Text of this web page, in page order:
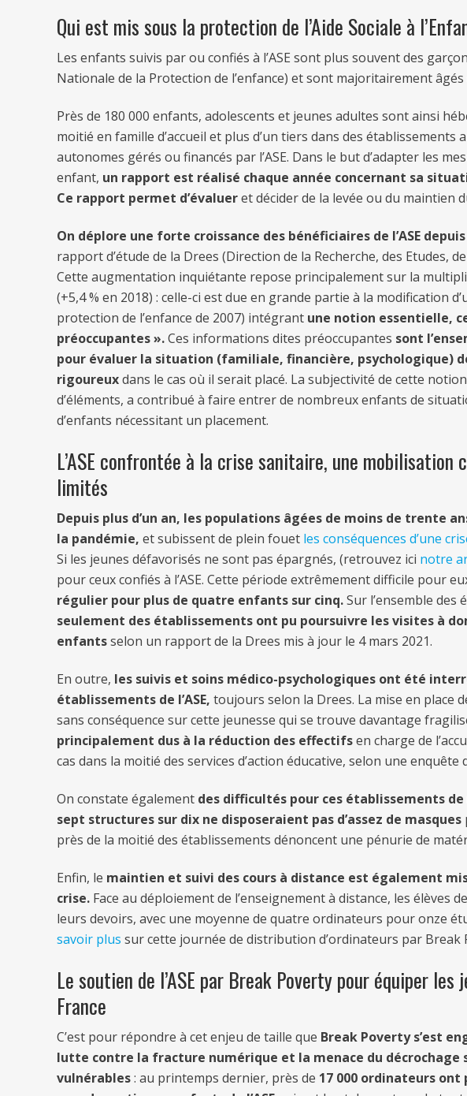
Qui est mis sous la protection de l’Aide Sociale à
Les enfants suivis par ou confiés à l’ASE sont plus souvent des
Nationale de la Protection de l’enfance) et sont majoritairement âgés
Près de 180 000 enfants, adolescents et jeunes adultes sont ainsi
moitié en famille d’accueil et plus d’un tiers dans des établissements
autonomes gérés ou financés par l’ASE. Dans le but d’adapter les
enfant, un rapport est réalisé chaque année concernant sa
Ce rapport permet d’évalueret décider de la levée ou du maintien
On déplore une forte croissance des bénéficiaires de l’ASE
rapport d’étude de la Drees (Direction de la Recherche, des Etudes,
Cette augmentation inquiétante repose principalement sur la
(+5,4 % en 2018) : celle-ci est due en grande partie à la modification
protection de l’enfance de 2007) intégrant une notion essentielle,
préoccupantes ».Ces informations dites préoccupantes sont
pour évaluer la situation (familiale, financière, psychologique)
rigoureuxdans le cas où il serait placé. La subjectivité de cette
d’éléments, a contribué à faire entrer de nombreux enfants de
d’enfants nécessitant un placement.
L’ASE confrontée à la crise sanitaire, une mobilisation
limités
Depuis plus d’un an, les populations âgées de moins de trente
la pandémie, et subissent de plein fouet les conséquences d’une
Si les jeunes défavorisés ne sont pas épargnés, (retrouvez ici notre
pour ceux confiés à l’ASE. Cette période extrêmement difficile pour
régulier pour plus de quatre enfants sur cinq.Sur l’ensemble des
seulement des établissements ont pu poursuivre les visites à
enfantsselon un rapport de la Drees mis à jour le 4 mars 2021.
En outre, les suivis et soins médico-psychologiques ont été
établissements de l’ASE, toujours selon la Drees. La mise en place
sans conséquence sur cette jeunesse qui se trouve davantage
principalement dus à la réduction des effectifsen charge de
cas dans la moitié des services d’action éducative, selon une enquête
On constate également des difficultés pour ces établissements
sept structures sur dix ne disposeraient pas d’assez de masques
près de la moitié des établissements dénoncent une pénurie de
Enfin, le maintien et suivi des cours à distance est également
crise. Face au déploiement de l’enseignement à distance, les élèves
leurs devoirs, avec une moyenne de quatre ordinateurs pour onze
savoir plus sur cette journée de distribution d’ordinateurs par Break
Le soutien de l’ASE par Break Poverty pour équiper les
France
C’est pour répondre à cet enjeu de taille que Break Poverty s’est
lutte contre la fracture numérique et la menace du décrochage
vulnérables: au printemps dernier, près de 17 000 ordinateurs